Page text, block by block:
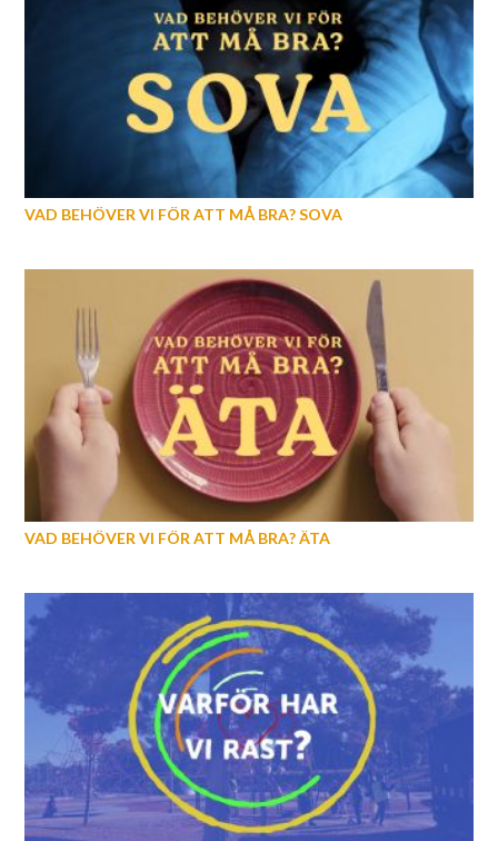
VAD BEHÖVER VI FÖR ATT MÅ BRA? SOVA
VAD BEHÖVER VI FÖR ATT MÅ BRA? ÄTA